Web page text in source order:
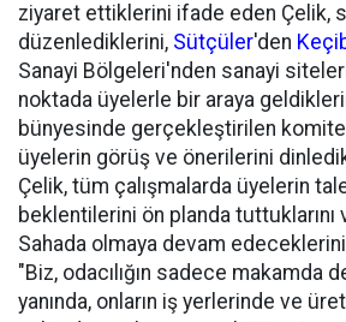
ziyaret ettiklerini ifade eden Çelik,
düzenlediklerini, Sütçüler'den
Sanayi Bölgeleri'nden sanayi
noktada üyelerle bir araya
bünyesinde gerçekleştirilen komite
üyelerin görüş ve önerilerini
Çelik, tüm çalışmalarda üyelerin
beklentilerini ön planda tuttuklarını
Sahada olmaya devam
"Biz, odacılığın sadece makamda
yanında, onların iş yerlerinde ve